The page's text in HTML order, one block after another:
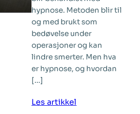
hypnose. Metoden blir til
og med brukt som
bedøvelse under
operasjoner og kan
lindre smerter. Men hva
er hypnose, og hvordan
[…]
Les artikkel